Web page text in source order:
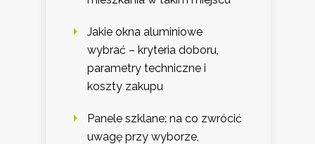
Jakie okna aluminiowe
wybrać – kryteria doboru,
parametry techniczne i
koszty zakupu
Panele szklane: na co zwrócić
uwagę przy wyborze,